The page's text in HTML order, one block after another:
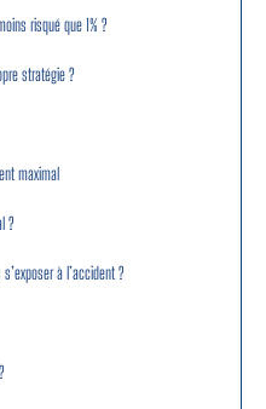
risqué que 1% ?
stratégie ?
maximal
?
à l’accident ?